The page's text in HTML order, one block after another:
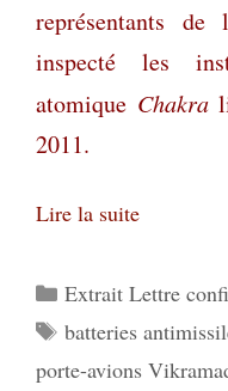
représentants
inspecté les
atomique Chakra
2011.
Lire la suite
Catégories
Extrait Lettre
Étiquettes
batteries
porte-avions